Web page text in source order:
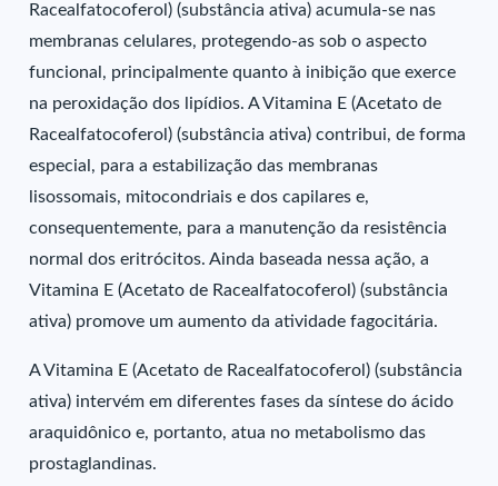
Racealfatocoferol) (substância ativa) acumula-se nas
membranas celulares, protegendo-as sob o aspecto
funcional, principalmente quanto à inibição que exerce
na peroxidação dos lipídios. A Vitamina E (Acetato de
Racealfatocoferol) (substância ativa) contribui, de forma
especial, para a estabilização das membranas
lisossomais, mitocondriais e dos capilares e,
consequentemente, para a manutenção da resistência
normal dos eritrócitos. Ainda baseada nessa ação, a
Vitamina E (Acetato de Racealfatocoferol) (substância
ativa) promove um aumento da atividade fagocitária.
A Vitamina E (Acetato de Racealfatocoferol) (substância
ativa) intervém em diferentes fases da síntese do ácido
araquidônico e, portanto, atua no metabolismo das
prostaglandinas.